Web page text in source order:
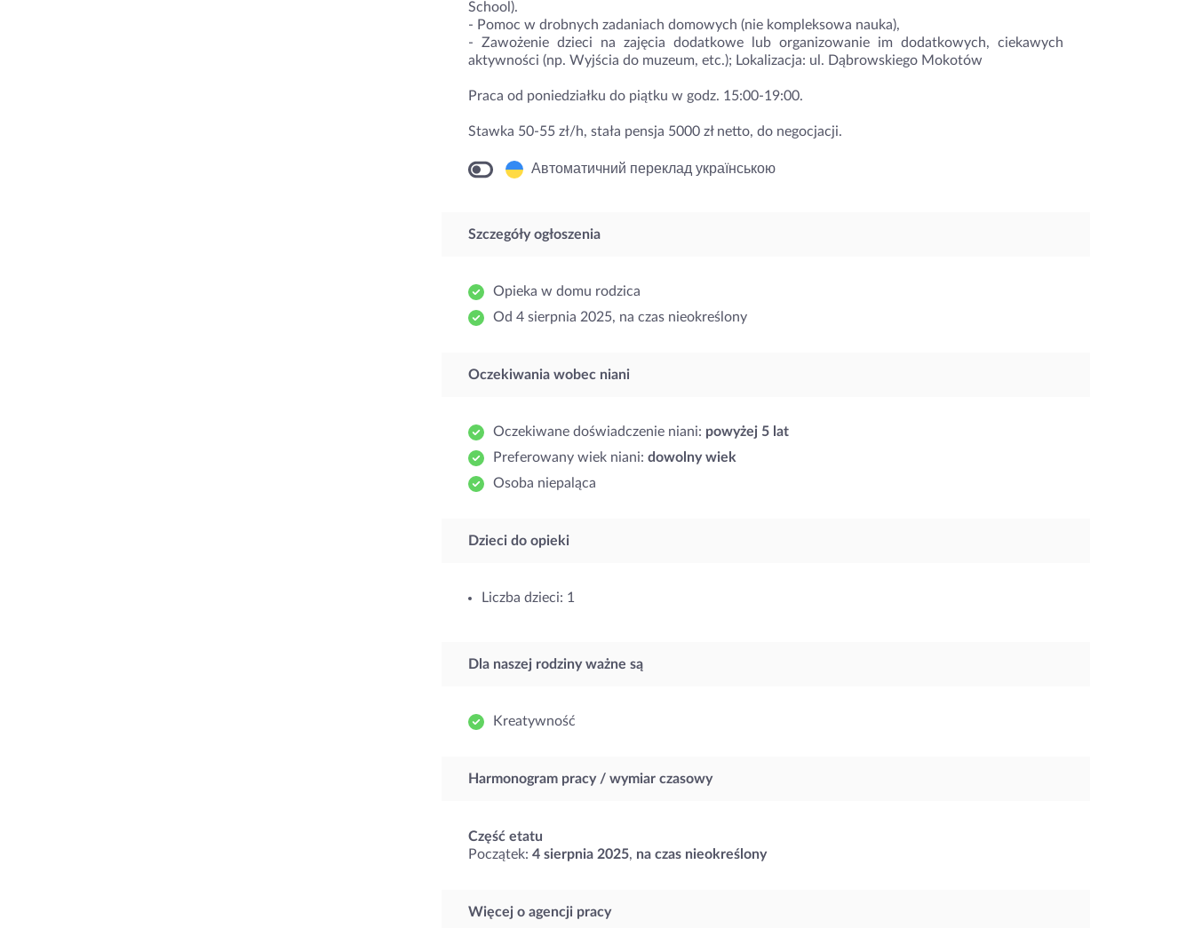
School).
- Pomoc w drobnych zadaniach domowych (nie kompleksowa nauka),
- Zawożenie dzieci na zajęcia dodatkowe lub organizowanie im dodatkowych, ciekawych
aktywności (np. Wyjścia do muzeum, etc.); Lokalizacja: ul. Dąbrowskiego Mokotów
Praca od poniedziałku do piątku w godz. 15:00-19:00.
Stawka 50-55 zł/h, stała pensja 5000 zł netto, do negocjacji.
Автоматичний переклад українською
Szczegóły ogłoszenia
Opieka w domu rodzica
Od 4 sierpnia 2025, na czas nieokreślony
Oczekiwania wobec niani
Oczekiwane doświadczenie niani: powyżej 5 lat
Preferowany wiek niani: dowolny wiek
Osoba niepaląca
Dzieci do opieki
Liczba dzieci: 1
Dla naszej rodziny ważne są
Kreatywność
Harmonogram pracy / wymiar czasowy
Część etatu
Początek: 4 sierpnia 2025, na czas nieokreślony
Więcej o agencji pracy